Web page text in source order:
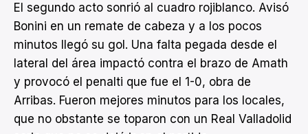
El segundo acto sonrió al cuadro rojiblanco. Avisó
Bonini en un remate de cabeza y a los pocos
minutos llegó su gol. Una falta pegada desde el
lateral del área impactó contra el brazo de Amath
y provocó el penalti que fue el 1-0, obra de
Arribas. Fueron mejores minutos para los locales,
que no obstante se toparon con un Real Valladolid